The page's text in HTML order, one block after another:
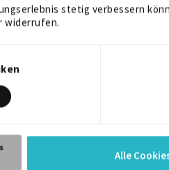
stetig verbessern
widerrufen.
Alle
Verfügbarkeit einsehen